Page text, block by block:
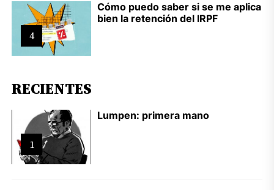
4
Cómo puedo saber si se me aplica
bien la retención del IRPF
RECIENTES
1
Lumpen: primera mano